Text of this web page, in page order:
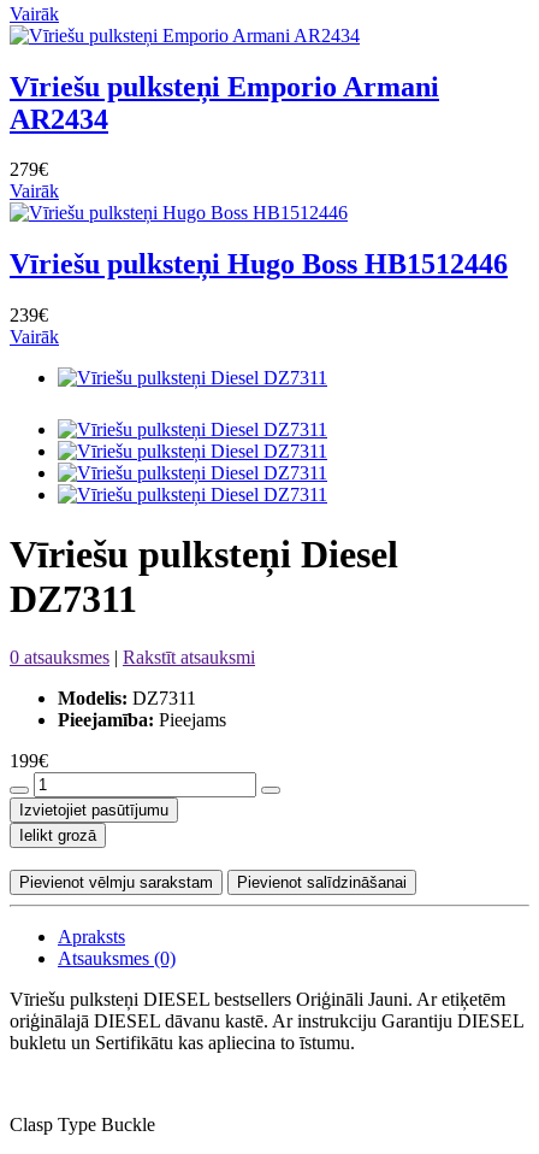
Vairāk
Vīriešu pulksteņi Emporio Armani
AR2434
279€
Vairāk
Vīriešu pulksteņi Hugo Boss HB1512446
239€
Vairāk
Vīriešu pulksteņi Diesel
DZ7311
0 atsauksmes | Rakstīt atsauksmi
Modelis: DZ7311
Pieejamība: Pieejams
199€
Izvietojiet pasūtījumu
Ielikt grozā
Pievienot vēlmju sarakstam Pievienot salīdzināšanai
Apraksts
Atsauksmes (0)
Vīriešu pulksteņi DIESEL bestsellers Oriģināli Jauni. Ar etiķetēm
oriģinālajā DIESEL dāvanu kastē. Ar instrukciju Garantiju DIESEL
bukletu un Sertifikātu kas apliecina to īstumu.
Clasp Type Buckle